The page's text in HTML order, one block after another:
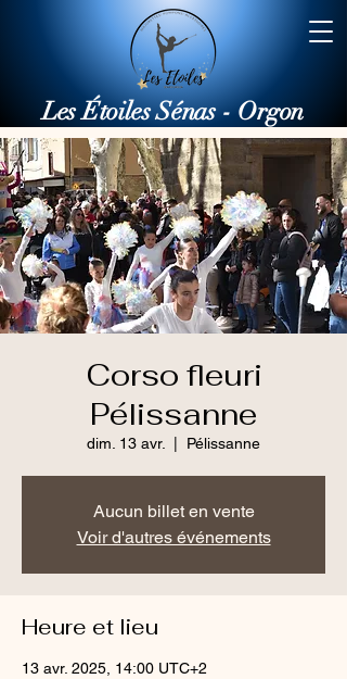
Les Étoiles Sénas - Orgon
Corso fleuri
Pélissanne
dim. 13 avr. Pélissanne
Aucun billet en vente
Voir d'autres événements
Heure et lieu
13 avr. 2025, 14:00 UTC+2